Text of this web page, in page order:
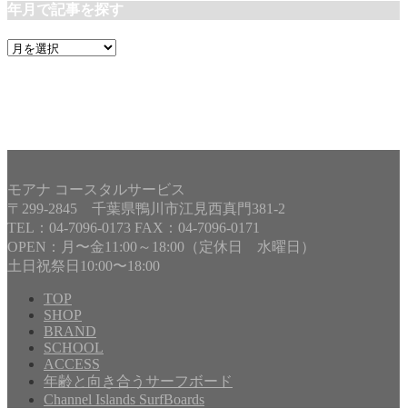
年月で記事を探す
年
モアナ コースタルサービス
〒299-2845 千葉県鴨川市江見西真門381-2
TEL：04-7096-0173 FAX：04-7096-0171
OPEN：月〜金11:00～18:00（定休日 水曜日）
土日祝祭日10:00〜18:00
TOP
SHOP
BRAND
SCHOOL
ACCESS
年齢と向き合うサーフボード
Channel Islands SurfBoards
Copyright©MOANA COASTAL SERVICE
Reserved.